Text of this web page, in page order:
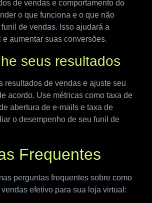
de vendas e comportamento do
o que funciona e o que não
de vendas. Isso ajudará a
aumentar suas conversões.
seus resultados
resultados de vendas e ajuste seu
acordo. Use métricas como taxa de
abertura de e-mails e taxa de
o desempenho de seu funil de
Frequentes
perguntas frequentes sobre como
efetivo para sua loja virtual: